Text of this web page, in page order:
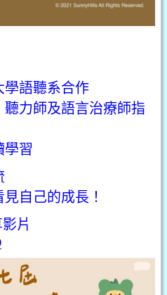
學語聽系合作
力師及語言治療師指
學習
自己的成長！
片